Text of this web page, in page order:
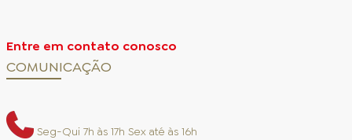
Entre em contato conosco
COMUNICAÇÃO
Seg-Qui 7h às 17h Sex até às 16h